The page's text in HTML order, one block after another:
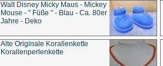
Walt Disney Micky Maus - Mickey
Mouse - " Füße " - Blau - Ca. 80er
Jahre - Deko
Alte Originale Korallenkette
Korallenperlenkette